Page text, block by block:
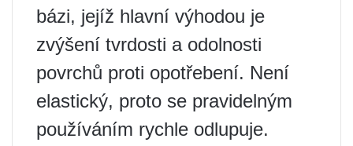
bázi, jejíž hlavní výhodou je
zvýšení tvrdosti a odolnosti
povrchů proti opotřebení. Není
elastický, proto se pravidelným
používáním rychle odlupuje.